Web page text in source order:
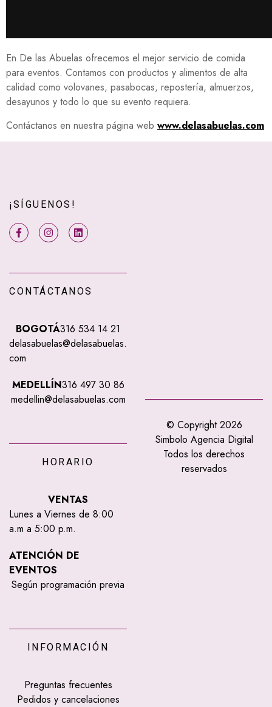
En De las Abuelas ofrecemos el mejor servicio de comida
para eventos. Contamos con productos y alimentos de alta
calidad como volovanes, pasabocas, repostería, almuerzos,
desayunos y todo lo que su evento requiera.
Contáctanos en nuestra página web www.delasabuelas.com
¡SÍGUENOS!
CONTÁCTANOS
BOGOTÁ316 534 14 21
delasabuelas@delasabuelas.
com
MEDELLÍN316 497 30 86
medellin@delasabuelas.com
HORARIO
VENTAS
Lunes a Viernes de 8:00
a.m a 5:00 p.m.
ATENCIÓN DE
EVENTOS
Según programación previa
INFORMACIÓN
Preguntas frecuentes
Pedidos y cancelaciones
© Copyright 2026
Simbolo Agencia Digital
Todos los derechos
reservados